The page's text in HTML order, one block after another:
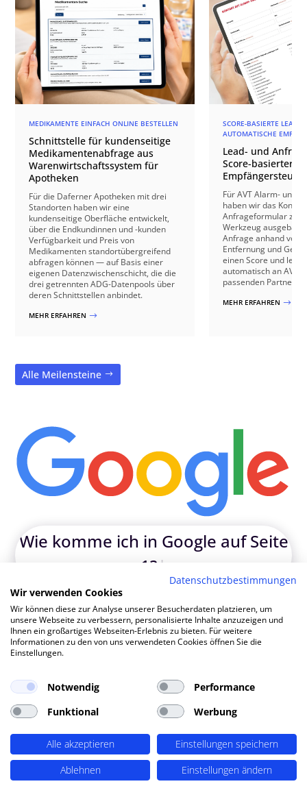
MEDIKAMENTE EINFACH ONLINE BESTELLEN
Schnittstelle für kundenseitige
Medikamentenabfrage aus
Warenwirtschaftssystem für
Apotheken
Für die Daferner Apotheken mit drei
Standorten haben wir eine
kundenseitige Oberfläche entwickelt,
über die Endkundinnen und -kunden
Verfügbarkeit und Preis von
Medikamenten standortübergreifend
abfragen können — auf Basis einer
eigenen Datenzwischenschicht, die die
drei getrennten ADG-Datenpools über
deren Schnittstellen anbindet.
MEHR ERFAHREN $
SCORE-BASIERTE LEAD-
AUTOMATISCHE
Lead- und
Score-basierter
Für AVT Alarm- und
haben wir das
Anfrageformular zu
Werkzeug
Anfrage anhand von
Entfernung und
einen Score und
automatisch an AVT
passenden
MEHR ERFAHREN $
Alle Meilensteine
Wie k|
TOP SEO DURCH DYNAMISCHE INHALTE
SEO-Agentur Bornheim ?
PERIMETRIK®!
Methode entwickelt, die alle wesentlichen Bereiche
Optimierung, redaktionellen Support und regelmäßiges
SEO-Analysen und Keyword Recherche (OnPage SEO
Analysen, Keyword Recherchen, Mitbewerber-Analyse,
Datenschutzbestimmungen
Wir verwenden Cookies
Wir können diese zur Analyse unserer Besucherdaten platzieren, um
unsere Webseite zu verbessern, personalisierte Inhalte anzuzeigen und
Ihnen ein großartiges Webseiten-Erlebnis zu bieten. Für weitere
Informationen zu den von uns verwendeten Cookies öffnen Sie die
Einstellungen.
Notwendig
Performance
Funktional
Werbung
Alle akzeptieren
Einstellungen speichern
Ablehnen
Einstellungen ändern